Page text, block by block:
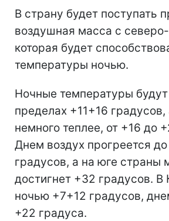
В страну будет поступать
воздушная масса с
которая будет
температуры ночью.
Ночные температуры будут
пределах +11+16
немного теплее, от +16 до
Днем воздух прогреется
градусов, а на юге страны
достигнет +32 градусов. В
ночью +7+12 градусов,
+22 градуса.